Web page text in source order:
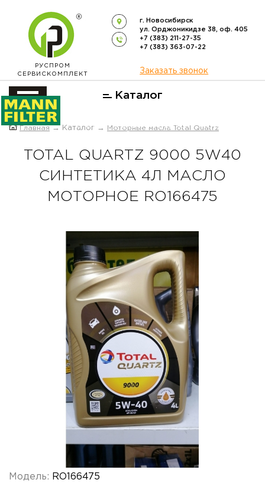
РУСПРОМ
СЕРВИСКОМПЛЕКТ
г. Новосибирск
ул. Орджоникидзе 38, оф. 405
+7 (383) 211-27-35
+7 (383) 363-07-22
Заказать звонок
Каталог
ОФИЦИАЛЬНЫЙ ДИСТРИБЬЮТОР
Главная → Каталог → Моторные масла Total Quatrz
TOTAL QUARTZ 9000 5W40
СИНТЕТИКА 4Л МАСЛО
МОТОРНОЕ RO166475
Модель: RO166475